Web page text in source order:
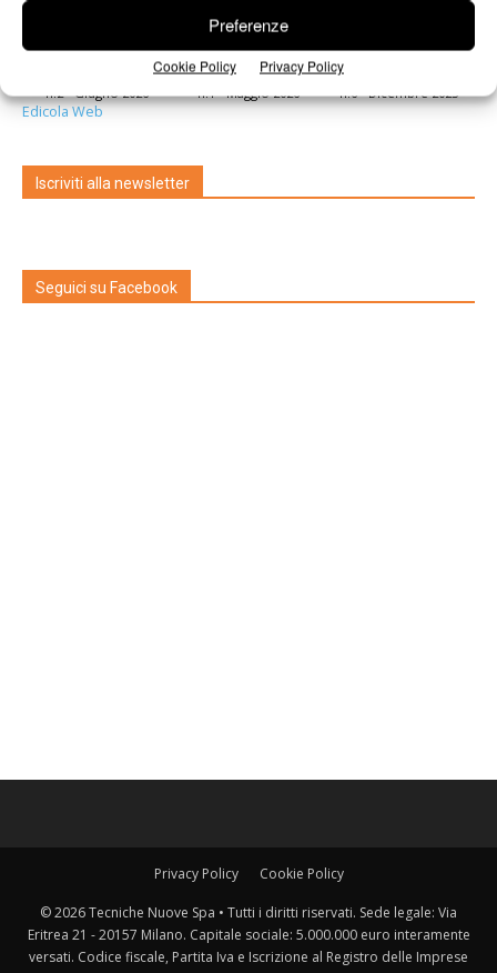
Preferenze
Cookie Policy Privacy Policy
n.2 - Giugno 2026 n.1 - Maggio 2026 n.6 - Dicembre 2025
Edicola Web
Iscriviti alla newsletter
Seguici su Facebook
Privacy Policy Cookie Policy
© 2026 Tecniche Nuove Spa • Tutti i diritti riservati. Sede legale: Via
Eritrea 21 - 20157 Milano. Capitale sociale: 5.000.000 euro interamente
versati. Codice fiscale, Partita Iva e Iscrizione al Registro delle Imprese